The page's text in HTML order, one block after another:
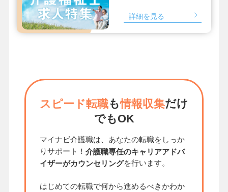
詳細を見る
スピード転職も情報収集だけ
でもOK
マイナビ介護職は、あなたの転職をしっか
りサポート！ 介護職専任のキャリアアドバ
イザーがカウンセリングを行います。
はじめての転職で何から進めるべきかわか